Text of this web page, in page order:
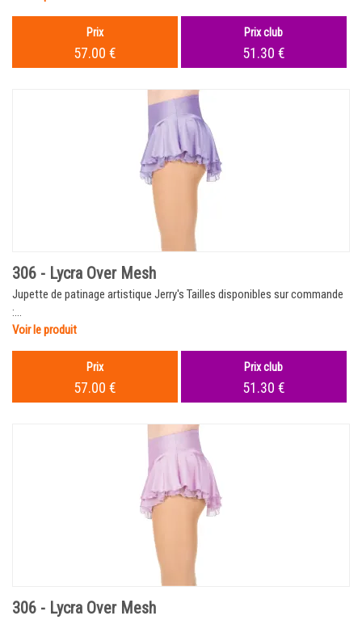
Prix
57.00 €
Prix club
51.30 €
306 - Lycra Over Mesh
Jupette de patinage artistique Jerry's Tailles disponibles sur commande
:...
Voir le produit
Prix
57.00 €
Prix club
51.30 €
306 - Lycra Over Mesh